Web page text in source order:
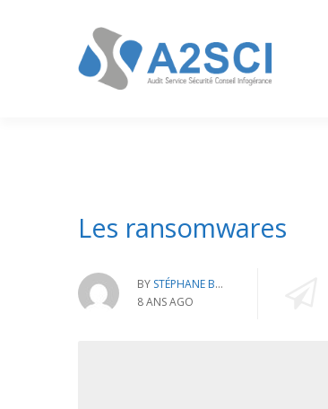
Les ransomwares
BY STÉPHANE BATTAIS
8 ANS AGO